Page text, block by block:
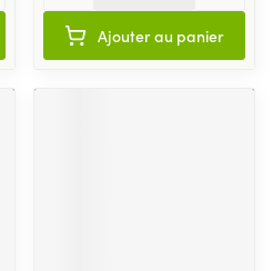
Ajouter au panier